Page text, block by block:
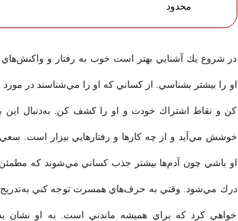
محدود
در شروع يك آشنايي بهتر است خوب به رفتار و
او را بيشتر بشناسي. از كساني كه او را مي‌شناسند در
كن و نقاط اشتراك خودت و او را كشف كن. به‌دنبال
خوشش مي‌آيد و از چه كارها و رفتارهايي بيزار است.
او باشي چون آدم‌ها بيشتر جذب كساني مي‌شوند كه
درك مي‌شود. وقتي به حرف‌هاي همسرت توجه كني به‌تدريج
خواهي كرد كه براي هميشه ماندني است. به او نشان